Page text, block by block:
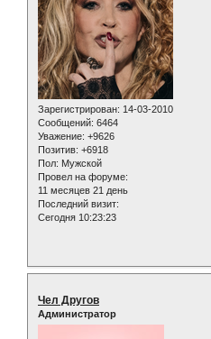
Зарегистрирован: 14-03-2010
Сообщений: 6464
Уважение: +9626
Позитив: +6918
Пол: Мужской
Провел на форуме:
11 месяцев 21 день
Последний визит:
Сегодня 10:23:23
Чел Другов
Администратор